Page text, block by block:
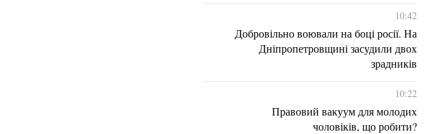
10:42
Добровільно воювали на боці росії. На
Дніпропетровщині засудили двох
зрадників
10:22
Правовий вакуум для молодих
чоловіків, що робити?